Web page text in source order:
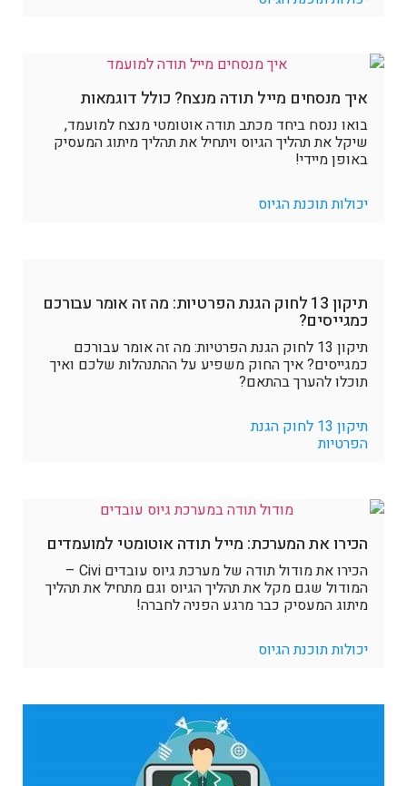
איך מנסחים מייל תודה מנצח? כולל דוגמאות
בואו ננסח ביחד מכתב תודה אוטומטי מנצח למועמד,
שיקל את תהליך הגיוס ויתחיל את תהליך מיתוג המעסיק
באופן מיידי!
יכולות תוכנת הגיוס
תיקון 13 לחוק הגנת הפרטיות: מה זה אומר עבורכם
כמגייסים?
תיקון 13 לחוק הגנת הפרטיות: מה זה אומר עבורכם
כמגייסים? איך החוק משפיע על ההתנהלות שלכם ואיך
תוכלו להערך בהתאם?
תיקון 13 לחוק הגנת
הפרטיות
הכירו את המערכת: מייל תודה אוטומטי למועמדים
הכירו את מודול תודה של מערכת גיוס עובדים Civi –
המודול שגם מקל את תהליך הגיוס וגם מתחיל את תהליך
מיתוג המעסיק כבר מרגע הפניה לחברה!
יכולות תוכנת הגיוס